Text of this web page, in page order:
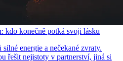
kdo konečně potká svoji lásku
energie a nečekané zvraty.
řešit nejistoty v partnerství, jiná si